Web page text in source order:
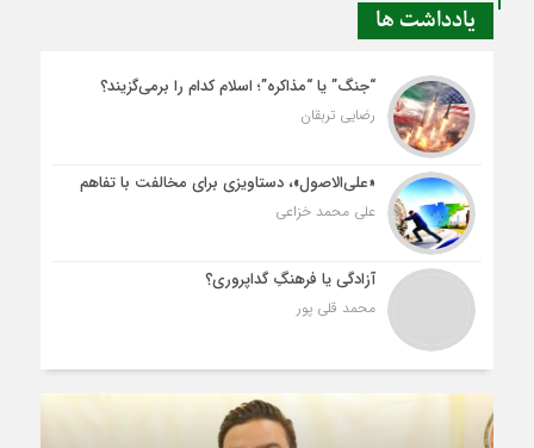
یادداشت ها
“جنگ” یا “مذاکره”؛ اسلام کدام را برمی‌گزیند؟
رضایی تربقان
«علی‌الاصول»، دستاویزی برای مخالفت با تفاهم
علی محمد خزاعی
آزادگی یا فرهنگِ گداپروری؟
محمد قلی پور